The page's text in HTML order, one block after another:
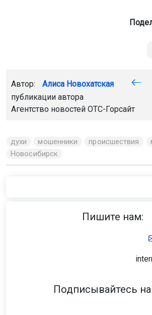
Автор: Алиса Новохатская
публикации автора
Агентство новостей ОТС-Горсайт
духи мошенники происшествия
Новосибирск
Пишите нам:
Подписывайтесь на